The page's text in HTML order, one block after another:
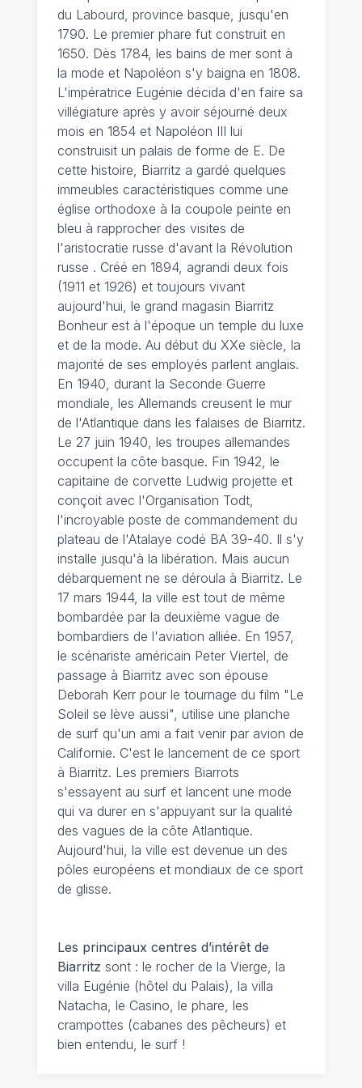
du Labourd, province basque, jusqu'en
1790. Le premier phare fut construit en
1650. Dès 1784, les bains de mer sont à
la mode et Napoléon s'y baigna en 1808.
L'impératrice Eugénie décida d'en faire sa
villégiature après y avoir séjourné deux
mois en 1854 et Napoléon III lui
construisit un palais de forme de E. De
cette histoire, Biarritz a gardé quelques
immeubles caractéristiques comme une
église orthodoxe à la coupole peinte en
bleu à rapprocher des visites de
l'aristocratie russe d'avant la Révolution
russe . Créé en 1894, agrandi deux fois
(1911 et 1926) et toujours vivant
aujourd'hui, le grand magasin Biarritz
Bonheur est à l'époque un temple du luxe
et de la mode. Au début du XXe siècle, la
majorité de ses employés parlent anglais.
En 1940, durant la Seconde Guerre
mondiale, les Allemands creusent le mur
de l'Atlantique dans les falaises de Biarritz.
Le 27 juin 1940, les troupes allemandes
occupent la côte basque. Fin 1942, le
capitaine de corvette Ludwig projette et
conçoit avec l'Organisation Todt,
l'incroyable poste de commandement du
plateau de l'Atalaye codé BA 39-40. Il s'y
installe jusqu'à la libération. Mais aucun
débarquement ne se déroula à Biarritz. Le
17 mars 1944, la ville est tout de même
bombardée par la deuxième vague de
bombardiers de l'aviation alliée. En 1957,
le scénariste américain Peter Viertel, de
passage à Biarritz avec son épouse
Deborah Kerr pour le tournage du film "Le
Soleil se lève aussi", utilise une planche
de surf qu'un ami a fait venir par avion de
Californie. C'est le lancement de ce sport
à Biarritz. Les premiers Biarrots
s'essayent au surf et lancent une mode
qui va durer en s'appuyant sur la qualité
des vagues de la côte Atlantique.
Aujourd'hui, la ville est devenue un des
pôles européens et mondiaux de ce sport
de glisse.
Les principaux centres d’intérêt de
Biarritz sont : le rocher de la Vierge, la
villa Eugénie (hôtel du Palais), la villa
Natacha, le Casino, le phare, les
crampottes (cabanes des pêcheurs) et
bien entendu, le surf !